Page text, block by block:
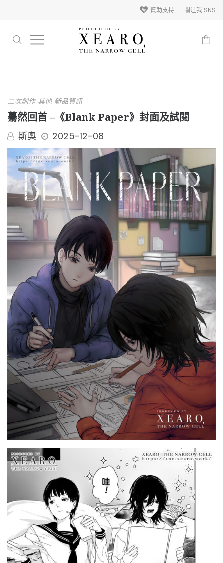
關注我 SNS
贊助支持
二次創作 其他 新品資訊
驀然回首 –《Blank Paper》封面及試閱
斯奧 2025-12-08